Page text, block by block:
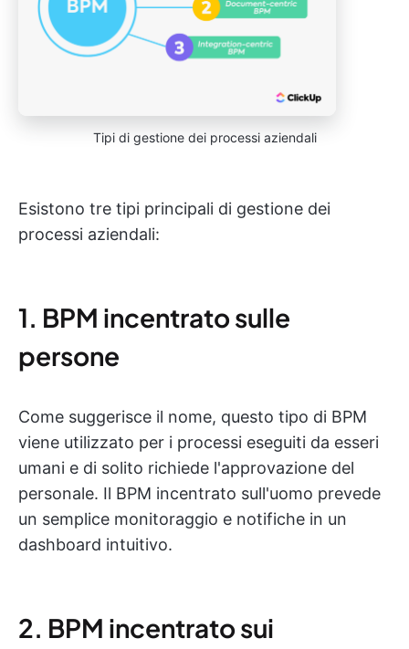
Tipi di gestione dei processi aziendali
Esistono tre tipi principali di gestione dei
processi aziendali:
1. BPM incentrato sulle
persone
Come suggerisce il nome, questo tipo di BPM
viene utilizzato per i processi eseguiti da esseri
umani e di solito richiede l'approvazione del
personale. Il BPM incentrato sull'uomo prevede
un semplice monitoraggio e notifiche in un
dashboard intuitivo.
2. BPM incentrato sui